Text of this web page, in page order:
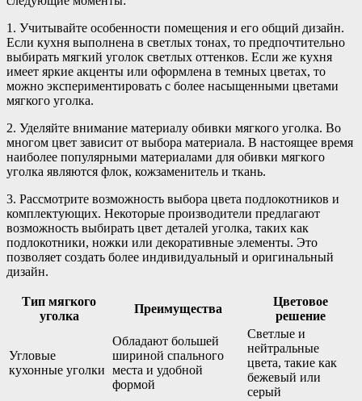
1. Учитывайте особенности помещения и его общий дизайн.
Если кухня выполнена в светлых тонах, то предпочтительно
выбирать мягкий уголок светлых оттенков. Если же кухня
имеет яркие акценты или оформлена в темных цветах, то
можно экспериментировать с более насыщенными цветами
мягкого уголка.
2. Уделяйте внимание материалу обивки мягкого уголка. Во
многом цвет зависит от выбора материала. В настоящее время
наиболее популярными материалами для обивки мягкого
уголка являются флок, кожзаменитель и ткань.
3. Рассмотрите возможность выбора цвета подлокотников и
комплектующих. Некоторые производители предлагают
возможность выбирать цвет деталей уголка, таких как
подлокотники, ножки или декоративные элементы. Это
позволяет создать более индивидуальный и оригинальный
дизайн.
Тип мягкого
уголка
Преимущества
Цветовое
решение
Угловые
кухонные уголки
Обладают большей
шириной спального
места и удобной
формой
Светлые и
нейтральные
цвета, такие как
бежевый или
серый